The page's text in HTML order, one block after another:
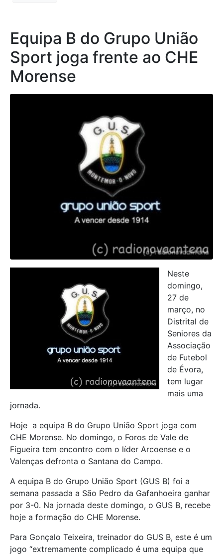
Equipa B do Grupo União
Sport joga frente ao CHE
Morense
Neste
domingo,
27 de
março, no
Distrital de
Seniores da
Associação
de Futebol
de Évora,
tem lugar
mais uma
jornada.
Hoje a equipa B do Grupo União Sport joga com
CHE Morense. No domingo, o Foros de Vale de
Figueira tem encontro com o líder Arcoense e o
Valenças defronta o Santana do Campo.
A equipa B do Grupo União Sport (GUS B) foi a
semana passada a São Pedro da Gafanhoeira ganhar
por 3-0. Na jornada deste domingo, o GUS B, recebe
hoje a formação do CHE Morense.
Para Gonçalo Teixeira, treinador do GUS B, este é um
jogo “extremamente complicado é uma equipa que